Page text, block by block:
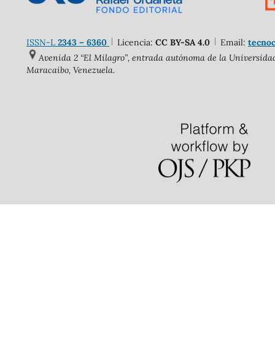
ISSN-L2343 – 6360 Licencia: CC BY-SA 4.0 Email:
Avenida 2 “El Milagro”, entrada autónoma de la
Maracaibo, Venezuela.